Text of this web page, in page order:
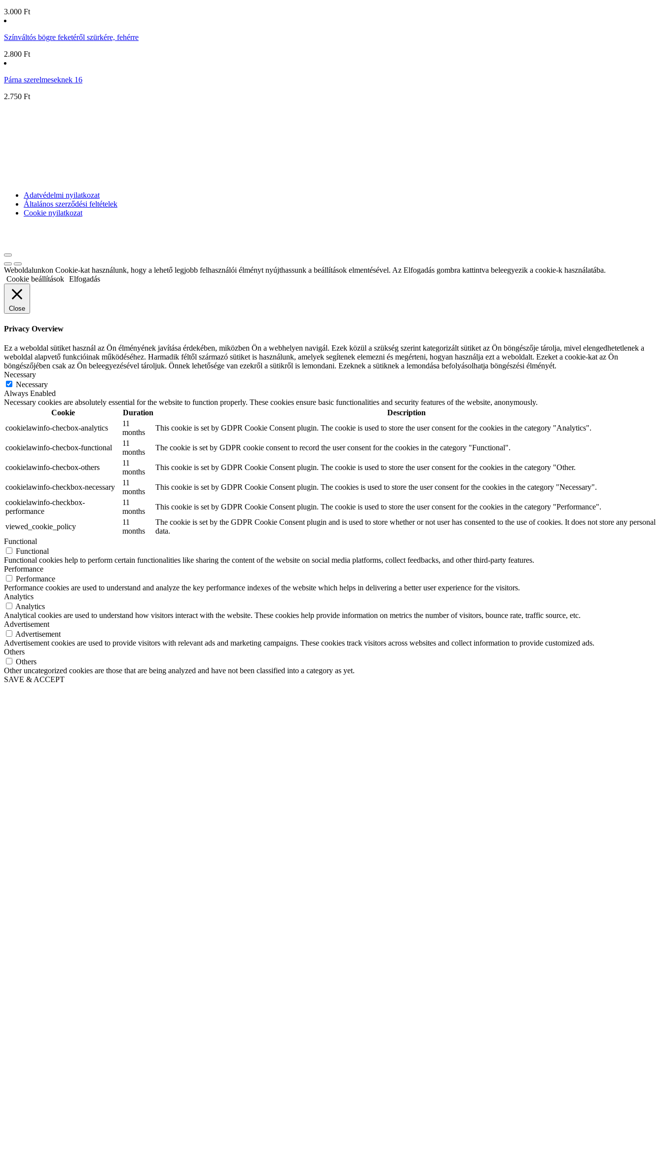
3.000 Ft
Színváltós bögre feketéről szürkére, fehérre
2.800 Ft
Párna szerelmeseknek 16
2.750 Ft
Adatvédelmi nyilatkozat
Általános szerződési feltételek
Cookie nyilatkozat
Weboldalunkon Cookie-kat használunk, hogy a lehető legjobb felhasználói élményt nyújthassunk a beállítások elmentésével. Az Elfogadás gombra kattintva beleegyezik a cookie-k használatába.
Cookie beállítások Elfogadás
Close
Privacy Overview
Ez a weboldal sütiket használ az Ön élményének javítása érdekében, miközben Ön a webhelyen navigál. Ezek közül a szükség szerint kategorizált sütiket az Ön böngészője tárolja, mivel elengedhetetlenek a
weboldal alapvető funkcióinak működéséhez. Harmadik féltől származó sütiket is használunk, amelyek segítenek elemezni és megérteni, hogyan használja ezt a weboldalt. Ezeket a cookie-kat az Ön
böngészőjében csak az Ön beleegyezésével tároljuk. Önnek lehetősége van ezekről a sütikről is lemondani. Ezeknek a sütiknek a lemondása befolyásolhatja böngészési élményét.
Necessary
Necessary
Always Enabled
Necessary cookies are absolutely essential for the website to function properly. These cookies ensure basic functionalities and security features of the website, anonymously.
Cookie
Duration
Description
cookielawinfo-checbox-analytics
11
months
This cookie is set by GDPR Cookie Consent plugin. The cookie is used to store the user consent for the cookies in the category "Analytics".
cookielawinfo-checbox-functional
11
months
The cookie is set by GDPR cookie consent to record the user consent for the cookies in the category "Functional".
cookielawinfo-checbox-others
11
months
This cookie is set by GDPR Cookie Consent plugin. The cookie is used to store the user consent for the cookies in the category "Other.
cookielawinfo-checkbox-necessary
11
months
This cookie is set by GDPR Cookie Consent plugin. The cookies is used to store the user consent for the cookies in the category "Necessary".
cookielawinfo-checkbox-
performance
11
months
This cookie is set by GDPR Cookie Consent plugin. The cookie is used to store the user consent for the cookies in the category "Performance".
viewed_cookie_policy
11
months
The cookie is set by the GDPR Cookie Consent plugin and is used to store whether or not user has consented to the use of cookies. It does not store any personal
data.
Functional
Functional
Functional cookies help to perform certain functionalities like sharing the content of the website on social media platforms, collect feedbacks, and other third-party features.
Performance
Performance
Performance cookies are used to understand and analyze the key performance indexes of the website which helps in delivering a better user experience for the visitors.
Analytics
Analytics
Analytical cookies are used to understand how visitors interact with the website. These cookies help provide information on metrics the number of visitors, bounce rate, traffic source, etc.
Advertisement
Advertisement
Advertisement cookies are used to provide visitors with relevant ads and marketing campaigns. These cookies track visitors across websites and collect information to provide customized ads.
Others
Others
Other uncategorized cookies are those that are being analyzed and have not been classified into a category as yet.
SAVE & ACCEPT